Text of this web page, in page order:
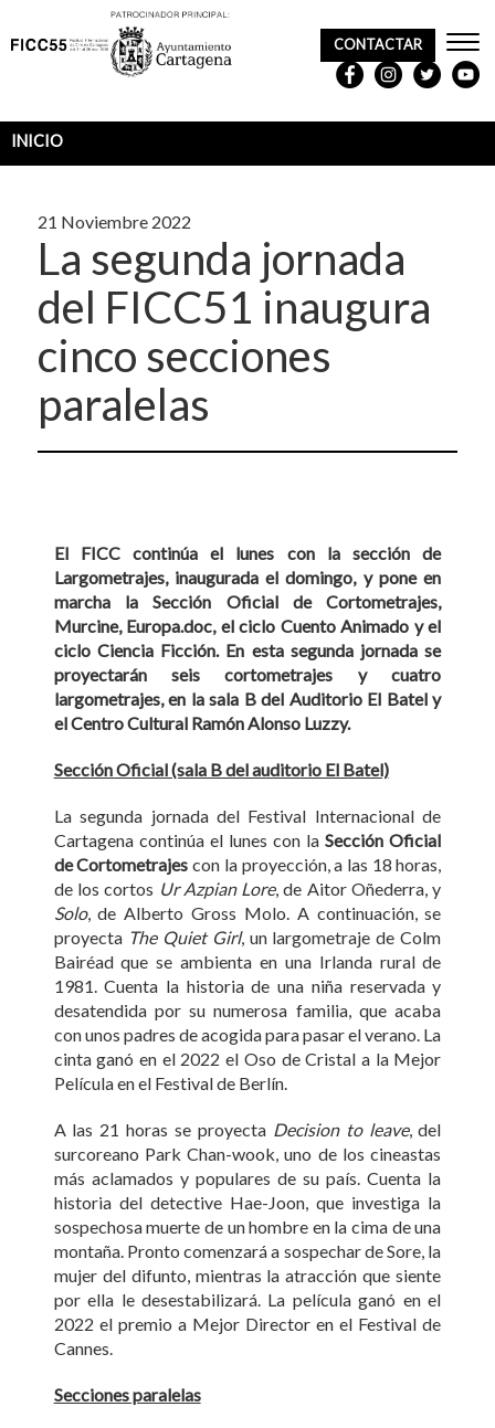
REDES
CONTACTAR
Sobrescribir
ayuda
navegación
INICIO
21 Noviembre 2022
La segunda jornada
del FICC51 inaugura
cinco secciones
paralelas
El FICC continúa el lunes con la sección de
Largometrajes, inaugurada el domingo, y pone en
marcha la Sección Oficial de Cortometrajes,
Murcine, Europa.doc, el ciclo Cuento Animado y el
ciclo Ciencia Ficción. En esta segunda jornada se
proyectarán seis cortometrajes y cuatro
largometrajes, en la sala B del Auditorio El Batel y
el Centro Cultural Ramón Alonso Luzzy.
Sección Oficial (sala B del auditorio El Batel)
La segunda jornada del Festival Internacional de
Cartagena continúa el lunes con laSección Oficial
de Cortometrajes con la proyección, a las 18 horas,
de los cortos Ur Azpian Lore, de Aitor Oñederra, y
Solo, de Alberto Gross Molo. A continuación, se
proyecta The Quiet Girl, un largometraje de Colm
Bairéad que se ambienta en una Irlanda rural de
1981. Cuenta la historia de una niña reservada y
desatendida por su numerosa familia, que acaba
con unos padres de acogida para pasar el verano. La
cinta ganó en el 2022 el Oso de Cristal a la Mejor
Película en el Festival de Berlín.
A las 21 horas se proyecta Decision to leave, del
surcoreano Park Chan-wook, uno de los cineastas
más aclamados y populares de su país. Cuenta la
historia del detective Hae-Joon, que investiga la
sospechosa muerte de un hombre en la cima de una
montaña. Pronto comenzará a sospechar de Sore, la
mujer del difunto, mientras la atracción que siente
por ella le desestabilizará. La película ganó en el
2022 el premio a Mejor Director en el Festival de
Cannes.
Secciones paralelas